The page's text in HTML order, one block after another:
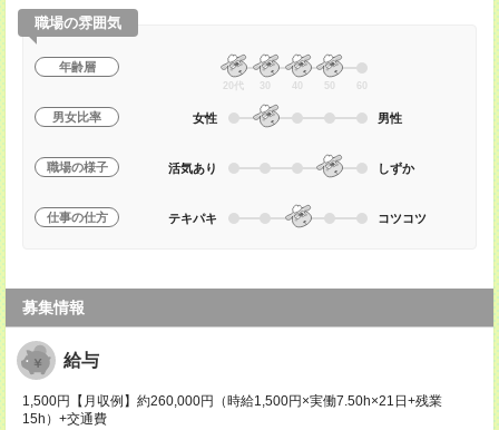
職場の雰囲気
年齢層
20代 30 40 50 60
男女比率 女性 男性
職場の様子 活気あり しずか
仕事の仕方 テキパキ コツコツ
募集情報
給与
1,500円【月収例】約260,000円（時給1,500円×実働7.50h×21日+残業
15h）+交通費